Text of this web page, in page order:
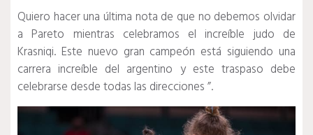
Quiero hacer una última nota de que no debemos olvidar
a Pareto mientras celebramos el increíble judo de
Krasniqi. Este nuevo gran campeón está siguiendo una
carrera increíble del argentino y este traspaso debe
celebrarse desde todas las direcciones ”.